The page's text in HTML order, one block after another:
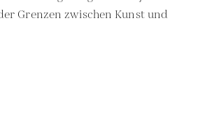
Grenzen zwischen Kunst und